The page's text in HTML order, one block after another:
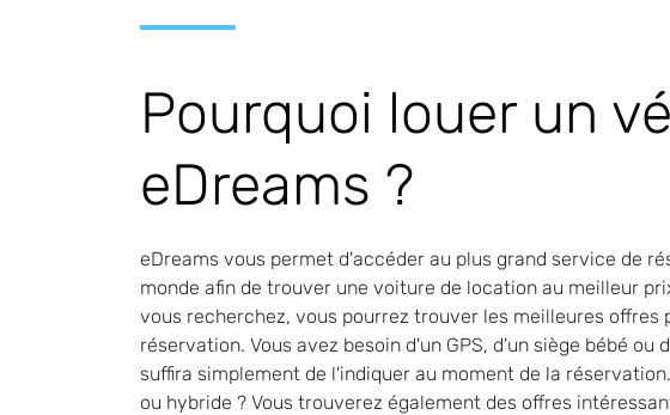
Pourquoi louer un
eDreams ?
eDreams vous permet d'accéder au plus grand service de
monde afin de trouver une voiture de location au meilleur
vous recherchez, vous pourrez trouver les meilleures offres
réservation. Vous avez besoin d'un GPS, d'un siège bébé ou
suffira simplement de l'indiquer au moment de la
ou hybride ? Vous trouverez également des offres